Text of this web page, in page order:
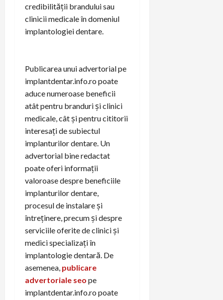
credibilității brandului sau
clinicii medicale în domeniul
implantologiei dentare.
Publicarea unui advertorial pe
implantdentar.info.ro poate
aduce numeroase beneficii
atât pentru branduri și clinici
medicale, cât și pentru cititorii
interesați de subiectul
implanturilor dentare. Un
advertorial bine redactat
poate oferi informații
valoroase despre beneficiile
implanturilor dentare,
procesul de instalare și
întreținere, precum și despre
serviciile oferite de clinici și
medici specializați în
implantologie dentară. De
asemenea, publicare
advertoriale seo pe
implantdentar.info.ro poate